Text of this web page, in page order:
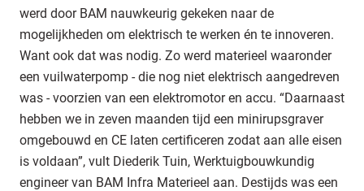
werd door BAM nauwkeurig gekeken naar de
mogelijkheden om elektrisch te werken én te innoveren.
Want ook dat was nodig. Zo werd materieel waaronder
een vuilwaterpomp - die nog niet elektrisch aangedreven
was - voorzien van een elektromotor en accu. “Daarnaast
hebben we in zeven maanden tijd een minirupsgraver
omgebouwd en CE laten certificeren zodat aan alle eisen
is voldaan”, vult Diederik Tuin, Werktuigbouwkundig
engineer van BAM Infra Materieel aan. Destijds was een